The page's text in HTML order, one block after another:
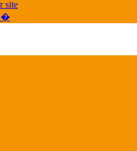
site